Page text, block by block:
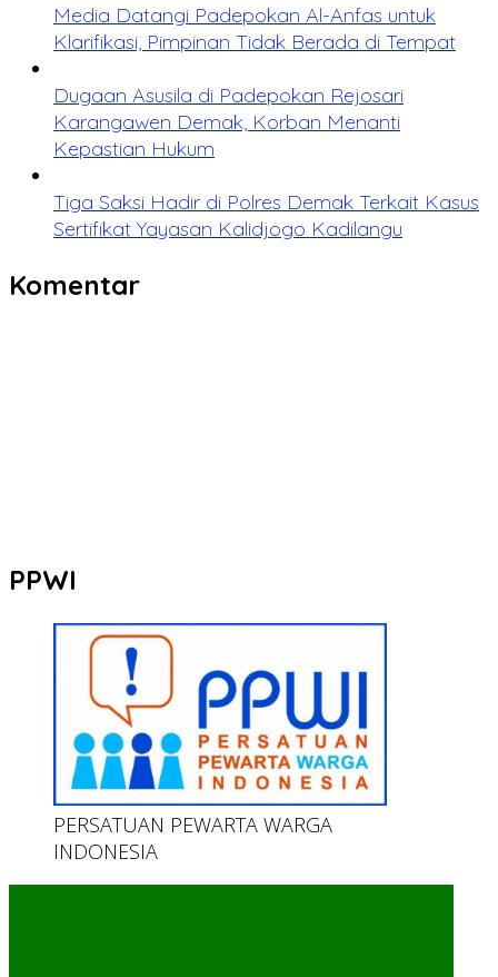
Media Datangi Padepokan Al-Anfas untuk
Klarifikasi, Pimpinan Tidak Berada di Tempat
Dugaan Asusila di Padepokan Rejosari
Karangawen Demak, Korban Menanti
Kepastian Hukum
Tiga Saksi Hadir di Polres Demak Terkait Kasus
Sertifikat Yayasan Kalidjogo Kadilangu
Komentar
PPWI
PERSATUAN PEWARTA WARGA
INDONESIA